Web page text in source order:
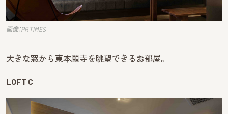
画像：PR TIMES
大きな窓から東本願寺を眺望できるお部屋。
LOFT C